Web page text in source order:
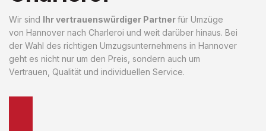
Wir sind Ihr vertrauenswürdiger Partnerfür Umzüge
von Hannover nach Charleroi und weit darüber hinaus. Bei
der Wahl des richtigen Umzugsunternehmens in Hannover
geht es nicht nur um den Preis, sondern auch um
Vertrauen, Qualität und individuellen Service.